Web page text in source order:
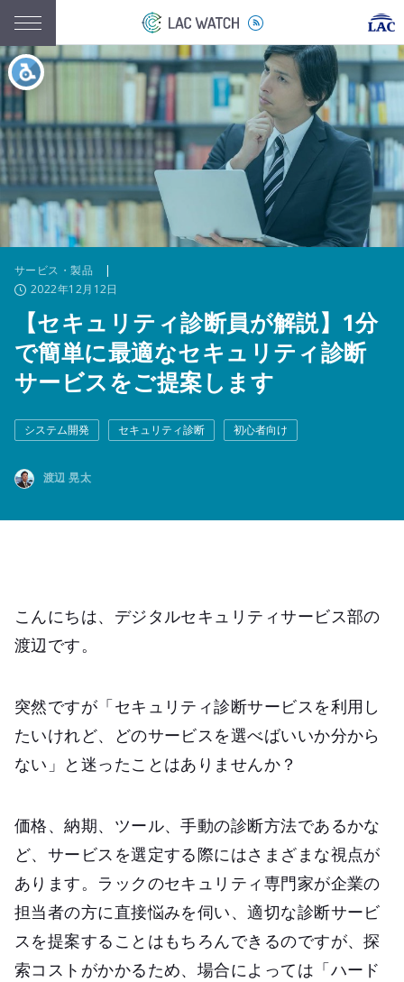
サービス・製品 |
2022年12月12日
【セキュリティ診断員が解説】1分
で簡単に最適なセキュリティ診断
サービスをご提案します
システム開発 セキュリティ診断 初心者向け
渡辺 晃太
こんにちは、デジタルセキュリティサービス部の
渡辺です。
突然ですが「セキュリティ診断サービスを利用し
たいけれど、どのサービスを選べばいいか分から
ない」と迷ったことはありませんか？
価格、納期、ツール、手動の診断方法であるかな
ど、サービスを選定する際にはさまざまな視点が
あります。ラックのセキュリティ専門家が企業の
担当者の方に直接悩みを伺い、適切な診断サービ
スを提案することはもちろんできるのですが、探
索コストがかかるため、場合によっては「ハード